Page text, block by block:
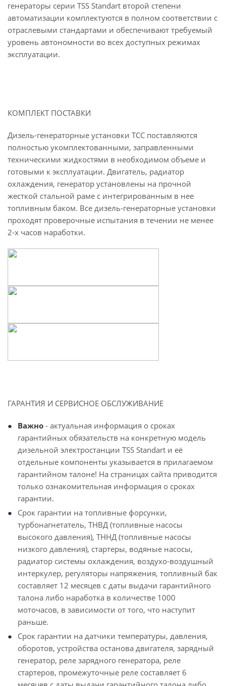
генераторы серии TSS Standart второй степени
автоматизации комплектуются в полном соответствии с
отраслевыми стандартами и обеспечивают требуемый
уровень автономности во всех доступных режимах
эксплуатации.
КОМПЛЕКТ ПОСТАВКИ
Дизель-генераторные установки ТСС поставляются
полностью укомплектованными, заправленными
техническими жидкостями в необходимом объеме и
готовыми к эксплуатации. Двигатель, радиатор
охлаждения, генератор установлены на прочной
жесткой стальной раме с интегрированным в нее
топливным баком. Все дизель-генераторные установки
проходят проверочные испытания в течении не менее
2-х часов наработки.
ГАРАНТИЯ И СЕРВИСНОЕ ОБСЛУЖИВАНИЕ
Важно - актуальная информация о сроках
гарантийных обязательств на конкретную модель
дизельной электростанции TSS Standart и её
отдельные компоненты указывается в прилагаемом
гарантийном талоне! На страницах сайта приводится
только ознакомительная информация о сроках
гарантии.
Срок гарантии на топливные форсунки,
турбонагнетатель, ТНВД (топливные насосы
высокого давления), ТННД (топливные насосы
низкого давления), стартеры, водяные насосы,
радиатор системы охлаждения, воздухо-воздушный
интеркулер, регуляторы напряжения, топливный бак
составляет 12 месяцев с даты выдачи гарантийного
талона либо наработка в количестве 1000
моточасов, в зависимости от того, что наступит
раньше.
Срок гарантии на датчики температуры, давления,
оборотов, устройства останова двигателя, зарядный
генератор, реле зарядного генератора, реле
стартеров, промежуточные реле составляет 6